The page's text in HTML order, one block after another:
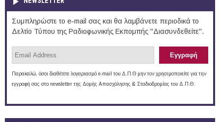
Συμπληρώστε το e-mail σας και θα λαμβάνετε περιοδικά το
Δελτίο Τύπου της Ραδιοφωνικής Εκπομπής "Διασυνδεθείτε".
Παρακαλώ, όσοι διαθέτετε λογαριασμό e-mail του Δ.Π.Θ μην τον χρησιμοποιείτε για την
εγγραφή σας στο newsletter της Δομής Απασχόλησης & Σταδιοδρομίας του Δ.Π.Θ.